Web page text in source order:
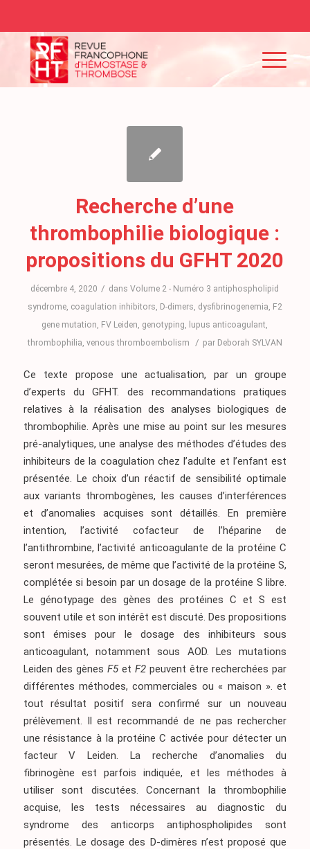
Recherche d’une
thrombophilie biologique :
propositions du GFHT 2020
décembre 4, 2020 / dansVolume 2 - Numéro 3 antiphospholipid
syndrome, coagulation inhibitors, D-dimers, dysfibrinogenemia, F2
gene mutation, FV Leiden, genotyping, lupus anticoagulant,
thrombophilia, venous thromboembolism / par Deborah SYLVAN
Ce texte propose une actualisation, par un groupe
d’experts du GFHT. des recommandations pratiques
relatives à la réalisation des analyses biologiques de
thrombophilie. Après une mise au point sur les mesures
pré-analytiques, une analyse des méthodes d’études des
inhibiteurs de la coagulation chez l’adulte et l’enfant est
présentée. Le choix d’un réactif de sensibilité optimale
aux variants thrombogènes, les causes d’interférences
et d’anomalies acquises sont détaillés. En première
intention, l’activité cofacteur de l’héparine de
l’antithrombine, l’activité anticoagulante de la protéine C
seront mesurées, de même que l’activité de la protéine S,
complétée si besoin par un dosage de la protéine S libre.
Le génotypage des gènes des protéines C et S est
souvent utile et son intérêt est discuté. Des propositions
sont émises pour le dosage des inhibiteurs sous
anticoagulant, notamment sous AOD. Les mutations
Leiden des gènes F5etF2 peuvent être recherchées par
différentes méthodes, commerciales ou « maison ». et
tout résultat positif sera confirmé sur un nouveau
prélèvement. Il est recommandé de ne pas rechercher
une résistance à la protéine C activée pour détecter un
facteur V Leiden. La recherche d’anomalies du
fibrinogène est parfois indiquée, et les méthodes à
utiliser sont discutées. Concernant la thrombophilie
acquise, les tests nécessaires au diagnostic du
syndrome des anticorps antiphospholipides sont
présentés. Le dosage des D-dimères n’est proposé que